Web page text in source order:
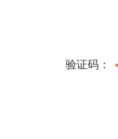
验证码：